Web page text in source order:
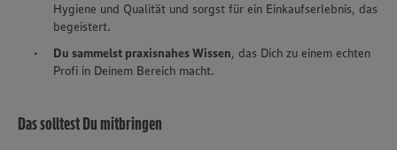
Hygiene und Qualität und sorgst für ein Einkaufserlebnis, das
begeistert.
Du sammelst praxisnahes Wissen, das Dich zu einem echten
Profi in Deinem Bereich macht.
Das solltest Du mitbringen